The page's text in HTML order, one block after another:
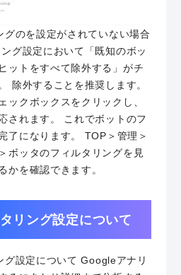
のを設定がされていない場合
グ設定において「既知のボッ
ットをすべて除外する」がチ
除外することを推奨します。
ックボックスをクリックし、
されます。 これでボットのフ
了になります。 TOP＞管理＞
ボッタのフィルタリングを見
かを確認できます。
リング設定について
設定について Googleアナリ